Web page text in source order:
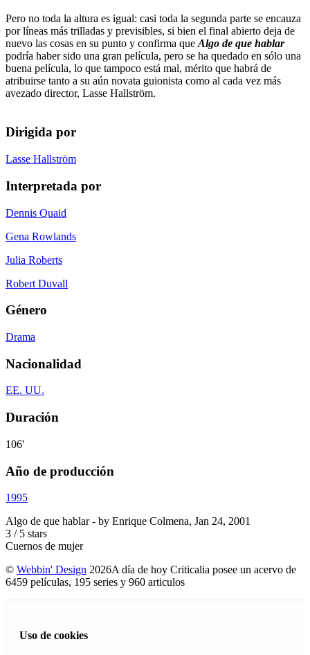
Pero no toda la altura es igual: casi toda la segunda parte se encauza
por líneas más trilladas y previsibles, si bien el final abierto deja de
nuevo las cosas en su punto y confirma que Algo de que hablar
podría haber sido una gran película, pero se ha quedado en sólo una
buena película, lo que tampoco está mal, mérito que habrá de
atribuirse tanto a su aún novata guionista como al cada vez más
avezado director, Lasse Hallström.
Dirigida por
Lasse Hallström
Interpretada por
Dennis Quaid
Gena Rowlands
Julia Roberts
Robert Duvall
Género
Drama
Nacionalidad
EE. UU.
Duración
106'
Año de producción
1995
Algo de que hablar- by Enrique Colmena, Jan 24, 2001
3 / 5 stars
Cuernos de mujer
© Webbin' Design 2026A día de hoy Criticalia posee un acervo de
6459 películas, 195 series y 960 articulos
Uso de cookies